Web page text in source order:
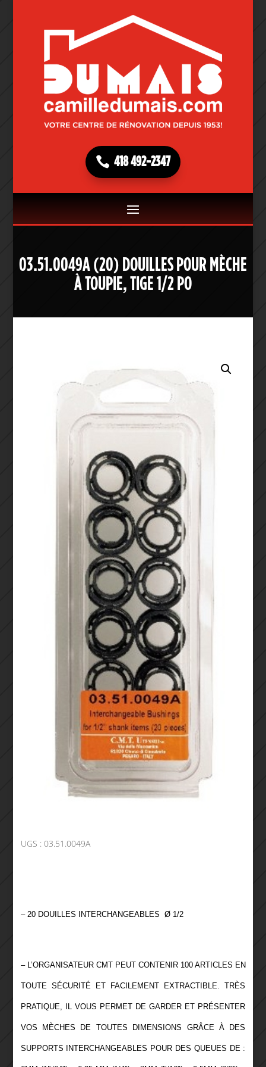
418 492-2347
03.51.0049A (20) DOUILLES POUR MÈCHE
À TOUPIE, TIGE 1/2 PO
UGS : 03.51.0049A
– 20 DOUILLES INTERCHANGEABLES Ø 1/2
– L’ORGANISATEUR CMT PEUT CONTENIR 100 ARTICLES EN
TOUTE SÉCURITÉ ET FACILEMENT EXTRACTIBLE. TRÈS
PRATIQUE, IL VOUS PERMET DE GARDER ET PRÉSENTER
VOS MÈCHES DE TOUTES DIMENSIONS GRÂCE À DES
SUPPORTS INTERCHANGEABLES POUR DES QUEUES DE :